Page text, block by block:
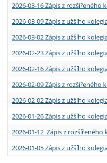
2026-03-16 Zápis z rozšířeného
2026-03-09 Zápis z užšího
2026-03-02 Zápis z užšího
2026-02-23 Zápis z užšího
2026-02-16 Zápis z užšího
2026-02-09 Zápis z rozšířeného
2026-02-02 Zápis z užšího
2026-01-26 Zápis z užšího
2026-01-12 Zápis z rozšířeného
2026-01-05 Zápis z užšího